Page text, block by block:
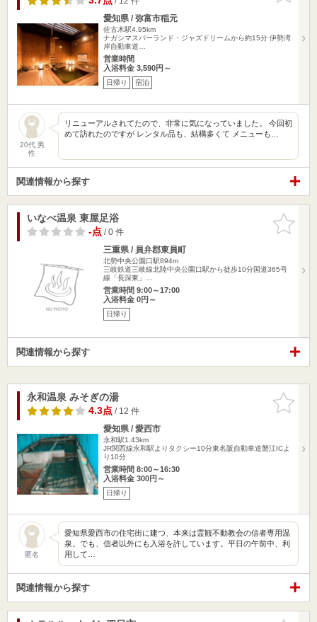
愛知県 / 弥富市稲元
佐古木駅4.95km
ナガシマスパーランド・ジャズドリームから約15分 伊勢湾
岸自動車道…
営業時間
入浴料金 3,590円～
日帰り 宿泊
20代 男
性
リニューアルされてたので、非常に気になっていました。 今回初
めて訪れたのですが レンタル品も、結構多くて メニューも…
関連情報から探す
お気に入
りに追加
いなべ温泉 東屋足浴
-点/ 0 件
三重県 / 員弁郡東員町
北勢中央公園口駅894m
三岐鉄道三岐線北陸中央公園口駅から徒歩10分国道365号
線「長深東」…
営業時間 9:00～17:00
入浴料金 0円～
日帰り
関連情報から探す
お気に入
りに追加
永和温泉 みそぎの湯
4.3点/ 12 件
愛知県 / 愛西市
永和駅1.43km
JR関西線永和駅よりタクシー10分東名阪自動車道蟹江ICよ
り10分
営業時間 8:00～16:30
入浴料金 300円～
日帰り
匿名
愛知県愛西市の住宅街に建つ、本来は霊観不動教会の信者専用温
泉。でも、信者以外にも入浴を許しています。平日の午前中、利
用して…
関連情報から探す